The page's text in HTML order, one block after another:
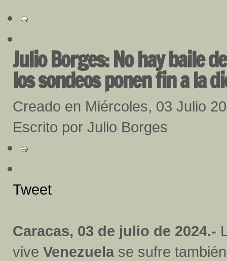
Julio Borges: No hay baile
los sondeos ponen fin a la
Creado en Miércoles, 03 Julio
Escrito por Julio Borges
Tweet
Caracas, 03 de julio de 2024.-
vive Venezuelase sufre